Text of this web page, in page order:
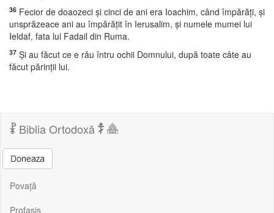
36 Fecior de doaozeci şi cinci de ani era Ioachim, când împărăţi, şi
unsprăzeace ani au împărăţit în Ierusalim, şi numele mumei lui
Ieldaf, fata lui Fadail din Ruma.
37 Şi au făcut ce e rău întru ochii Domnului, după toate câte au
făcut părinţii lui.
Biblia Ortodoxă
Povață
Profasis